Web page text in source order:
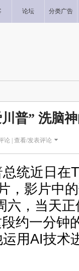
论坛 分类广告
普” 洗脑
论 | 查看/发表评论
统近日在
，影片中
六，当天
约一分钟
用AI技术